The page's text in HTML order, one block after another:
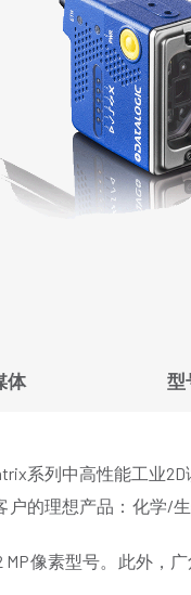
体 型
系列中高性能工业2D
户的理想产品：化学/
像素型号。此外，